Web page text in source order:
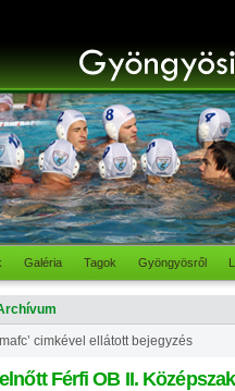
Galéria Tagok Gyöngyösről
cimkével ellátott bejegyzés
Férfi OB II.